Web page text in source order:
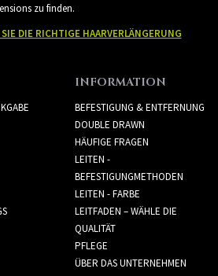
zu finden.
DIE RICHTIGE HAARVERLÄNGERUNG
INFORMATION
BEFESTIGUNG & ENTFERNUNG
DOUBLE DRAWN
HÄUFIGE FRAGEN
LEITEN -
BEFESTIGUNGMETHODEN
LEITEN - FARBE
LEITFADEN – WÄHLE DIE
QUALITÄT
PFLEGE
ÜBER DAS UNTERNEHMEN